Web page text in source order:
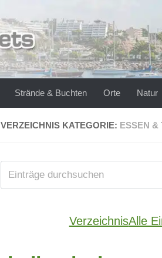
Strände & Buchten Orte Natur
VERZEICHNIS KATEGORIE: ESSEN &
VerzeichnisAlle